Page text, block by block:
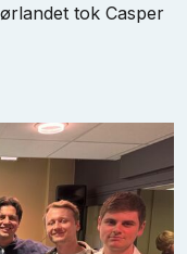
tok Casper